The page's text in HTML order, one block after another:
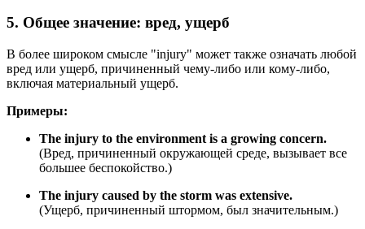
5. Общее значение: вред, ущерб
В более широком смысле "injury" может также означать любой
вред или ущерб, причиненный чему-либо или кому-либо,
включая материальный ущерб.
Примеры:
The injury to the environment is a growing concern.
(Вред, причиненный окружающей среде, вызывает все
большее беспокойство.)
The injury caused by the storm was extensive.
(Ущерб, причиненный штормом, был значительным.)